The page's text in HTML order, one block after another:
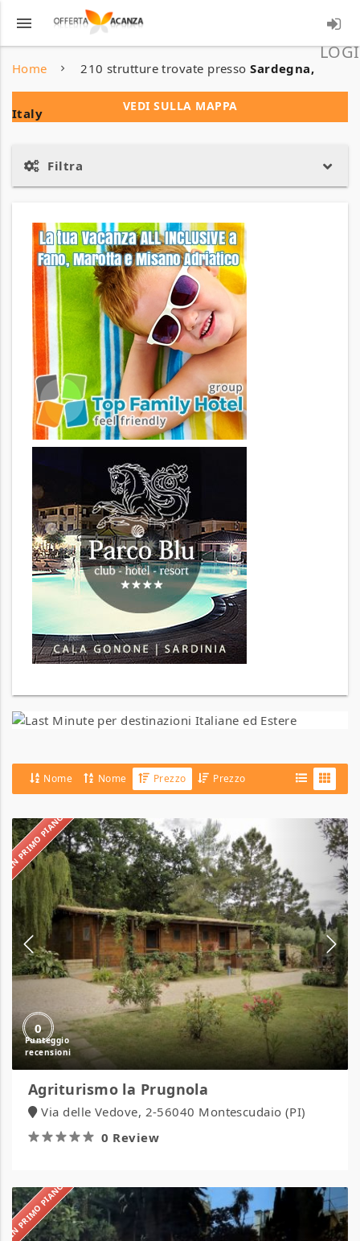
menu
Home 210 strutture trovate pressoSardegna,
Italy VEDI SULLA MAPPA
Filtra
Nome Nome Prezzo Prezzo
IN PRIMO PIANO
0
Agriturismo
la
Prugnola
Agriturismo la Prugnola
Via delle Vedove, 2-56040 Montescudaio (PI)
0 Review
IN PRIMO PIANO
Residence
Rodi